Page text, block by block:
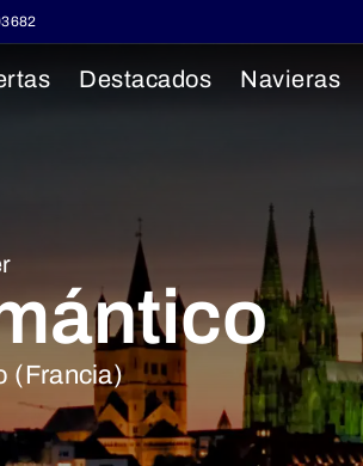
Destacados Navieras
(Francia)